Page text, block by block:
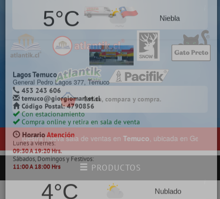
Cotiza, compara y compra.
nueva sala de ventas enTemuco, ubicada en General
422 257 761
chillan@giorgiomarket.cl
Código Postal: 3800718
Con estacionamiento pagado
Compra online y retira en sala de venta
Horario Atención
09:30 A 19:20 Hrs.
Sábados, Domingos y Festivos:
11:00 A 18:00 Hrs
4°C
Manuel Montt 871, Villa Mora, Coronel.
413 832 822
PRODUCTOS